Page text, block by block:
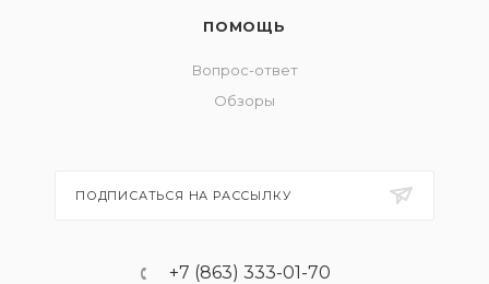
ПОМОЩЬ
Вопрос-ответ
Обзоры
ПОДПИСАТЬСЯ НА РАССЫЛКУ
+7 (863) 333-01-70